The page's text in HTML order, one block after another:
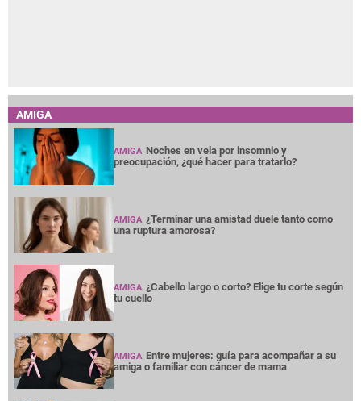
AMIGA
AMIGA Noches en vela por insomnio y
preocupación, ¿qué hacer para tratarlo?
AMIGA ¿Terminar una amistad duele tanto como
una ruptura amorosa?
AMIGA ¿Cabello largo o corto? Elige tu corte según
tu cuello
AMIGA Entre mujeres: guía para acompañar a su
amiga o familiar con cáncer de mama